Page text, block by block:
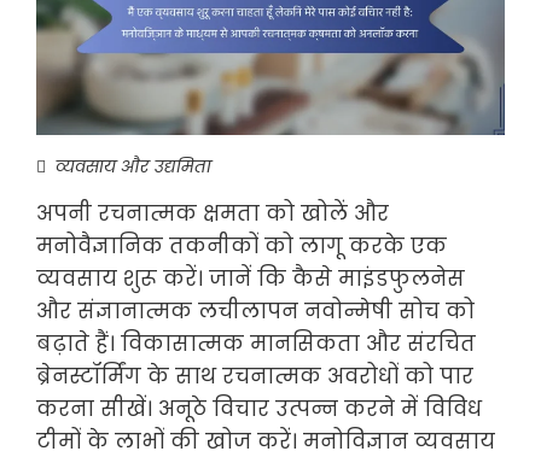
व्यवसाय और उद्यमिता
अपनी रचनात्मक क्षमता को खोलें और
मनोवैज्ञानिक तकनीकों को लागू करके एक
व्यवसाय शुरू करें। जानें कि कैसे माइंडफुलनेस
और संज्ञानात्मक लचीलापन नवोन्मेषी सोच को
बढ़ाते हैं। विकासात्मक मानसिकता और संरचित
ब्रेनस्टॉर्मिंग के साथ रचनात्मक अवरोधों को पार
करना सीखें। अनूठे विचार उत्पन्न करने में विविध
टीमों के लाभों की खोज करें। मनोविज्ञान व्यवसाय